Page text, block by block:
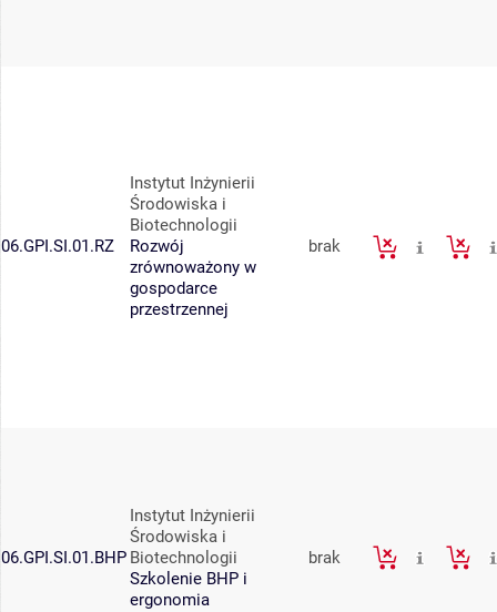
06.GPI.SI.01.RZ
Instytut Inżynierii
Środowiska i
Biotechnologii
Rozwój
zrównoważony w
gospodarce
przestrzennej
brak
06.GPI.SI.01.BHP
Instytut Inżynierii
Środowiska i
Biotechnologii
Szkolenie BHP i
ergonomia
brak